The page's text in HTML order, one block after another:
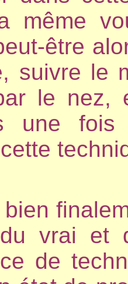
même
être
suivre le
le nez,
une fois
vrai et
de